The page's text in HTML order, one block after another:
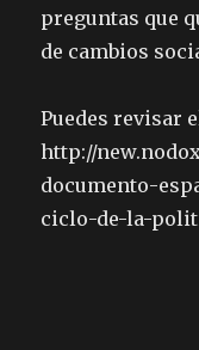
preguntas que
de cambios
Puedes revisar
http://
documento-
ciclo-de-la-